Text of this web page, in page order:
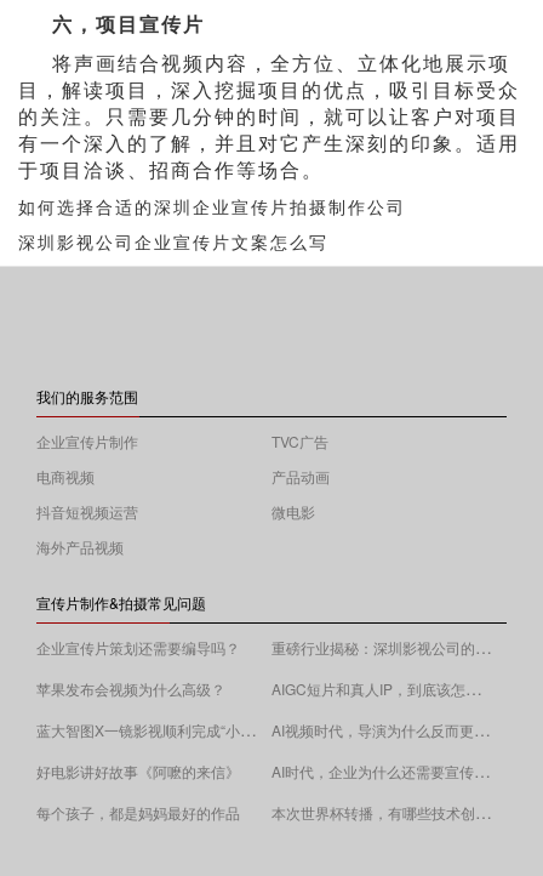
六，项目宣传片
将声画结合视频内容，全方位、立体化地展示项
目，解读项目，深入挖掘项目的优点，吸引目标受众
的关注。只需要几分钟的时间，就可以让客户对项目
有一个深入的了解，并且对它产生深刻的印象。适用
于项目洽谈、招商合作等场合。
如何选择合适的深圳企业宣传片拍摄制作公司
深圳影视公司企业宣传片文案怎么写
我们的服务范围
企业宣传片制作
TVC广告
电商视频
产品动画
抖音短视频运营
微电影
海外产品视频
宣传片制作&拍摄常见问题
企业宣传片策划还需要编导吗？ 重磅行业揭秘：深圳影视公司的收费逻辑！
苹果发布会视频为什么高级？
AIGC短片和真人IP，到底该怎么选？
蓝大智图X一镜影视顺利完成“小蓝本”广告影片拍摄制作。
AI视频时代，导演为什么反而更重要？
好电影讲好故事《阿嚒的来信》 AI时代，企业为什么还需要宣传片？
每个孩子，都是妈妈最好的作品 ​本次世界杯转播，有哪些技术创新值得关注？